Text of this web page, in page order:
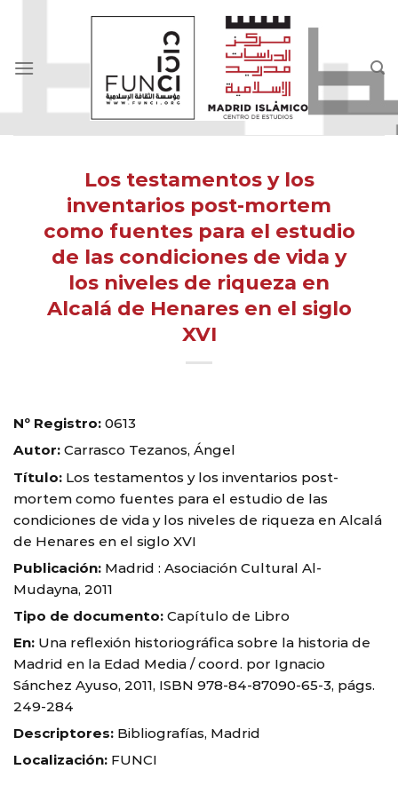
Los testamentos y los
inventarios post-mortem
como fuentes para el estudio
de las condiciones de vida y
los niveles de riqueza en
Alcalá de Henares en el siglo
XVI
Nº Registro: 0613
Autor: Carrasco Tezanos, Ángel
Título: Los testamentos y los inventarios post-
mortem como fuentes para el estudio de las
condiciones de vida y los niveles de riqueza en Alcalá
de Henares en el siglo XVI
Publicación: Madrid : Asociación Cultural Al-
Mudayna, 2011
Tipo de documento: Capítulo de Libro
En: Una reflexión historiográfica sobre la historia de
Madrid en la Edad Media / coord. por Ignacio
Sánchez Ayuso, 2011, ISBN 978-84-87090-65-3, págs.
249-284
Descriptores: Bibliografías, Madrid
Localización: FUNCI